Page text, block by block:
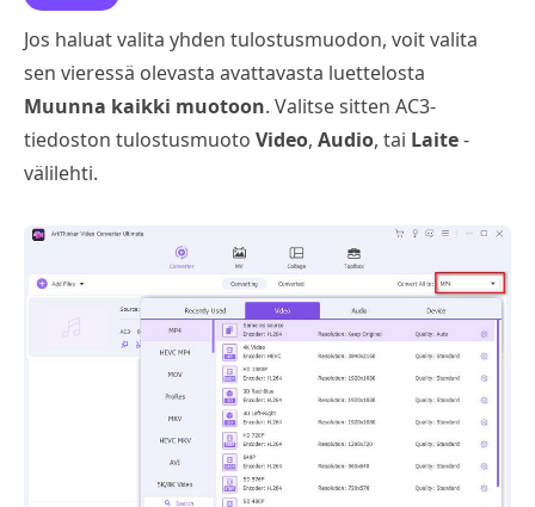
Jos haluat valita yhden tulostusmuodon, voit valita
sen vieressä olevasta avattavasta luettelosta
Muunna kaikki muotoon. Valitse sitten AC3-
tiedoston tulostusmuoto Video, Audio, tai Laite-
välilehti.